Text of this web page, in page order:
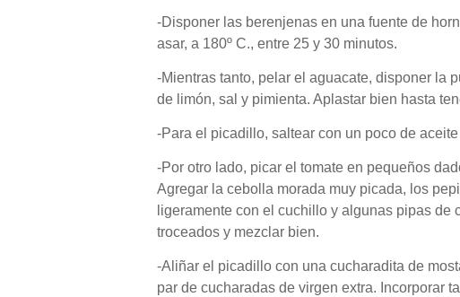
-Disponer las berenjenas en una fuente de
asar, a 180º C., entre 25 y 30 minutos.
-Mientras tanto, pelar el aguacate, disponer la
de limón, sal y pimienta. Aplastar bien hasta
-Para el picadillo, saltear con un poco de
-Por otro lado, picar el tomate en pequeños
Agregar la cebolla morada muy picada, los
ligeramente con el cuchillo y algunas pipas
troceados y mezclar bien.
-Aliñar el picadillo con una cucharadita de
par de cucharadas de virgen extra. Incorporar